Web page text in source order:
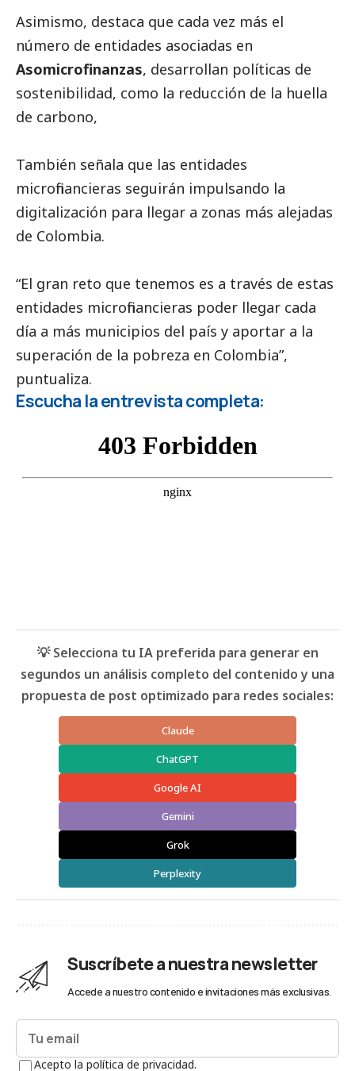
Asimismo, destaca que cada vez más el
número de entidades asociadas en
Asomicrofinanzas, desarrollan políticas de
sostenibilidad, como la reducción de la huella
de carbono,
También señala que las entidades
microfinancieras seguirán impulsando la
digitalización para llegar a zonas más alejadas
de Colombia.
“El gran reto que tenemos es a través de estas
entidades microfinancieras poder llegar cada
día a más municipios del país y aportar a la
superación de la pobreza en Colombia”,
puntualiza.
Escucha la entrevista completa:
💡 Selecciona tu IA preferida para generar en
segundos un análisis completo del contenido y una
propuesta de post optimizado para redes sociales:
Claude
ChatGPT
Google AI
Gemini
Grok
Perplexity
Suscríbete a nuestra newsletter
Accede a nuestro contenido e invitaciones más exclusivas.
Acepto la política de privacidad.